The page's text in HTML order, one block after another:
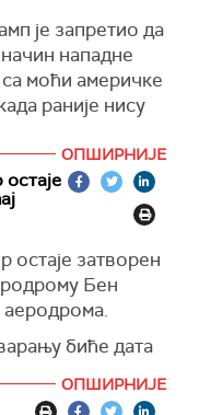
Вашингтон није
осуде
нуклеарна
своју добру
је запретио да
нападне
моћи америчке
раније нису
Truth Social,
немају никакве
на Иран и
на Иран.
који начин, пуна
снага ће се
никада
лако можемо
ОПШИРНИЈЕ
остаје затворен
Бен
аеродрома.
биће дата
ОПШИРНИЈЕ